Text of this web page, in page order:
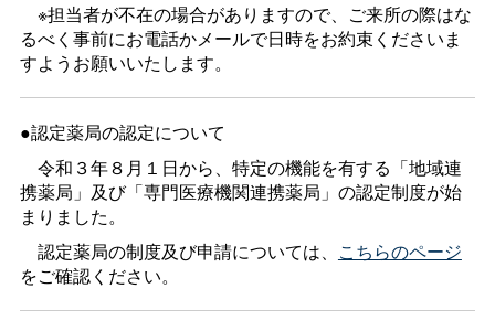
※担当者が不在の場合がありますので、ご来所の際はな
るべく事前にお電話かメールで日時をお約束くださいま
すようお願いいたします。
●認定薬局の認定について
令和３年８月１日から、特定の機能を有する「地域連
携薬局」及び「専門医療機関連携薬局」の認定制度が始
まりました。
認定薬局の制度及び申請については、 こちらのページ
をご確認ください。